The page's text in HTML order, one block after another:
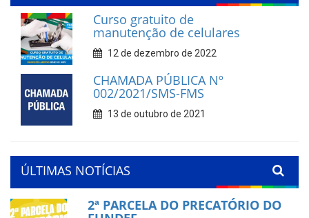
Curso gratuito de
manutenção de celulares
12 de dezembro de 2022
CHAMADA PÚBLICA Nº
002/2021/SMS-FMS
13 de outubro de 2021
ÚLTIMAS NOTÍCIAS
2ª PARCELA DO PRECATÓRIO DO